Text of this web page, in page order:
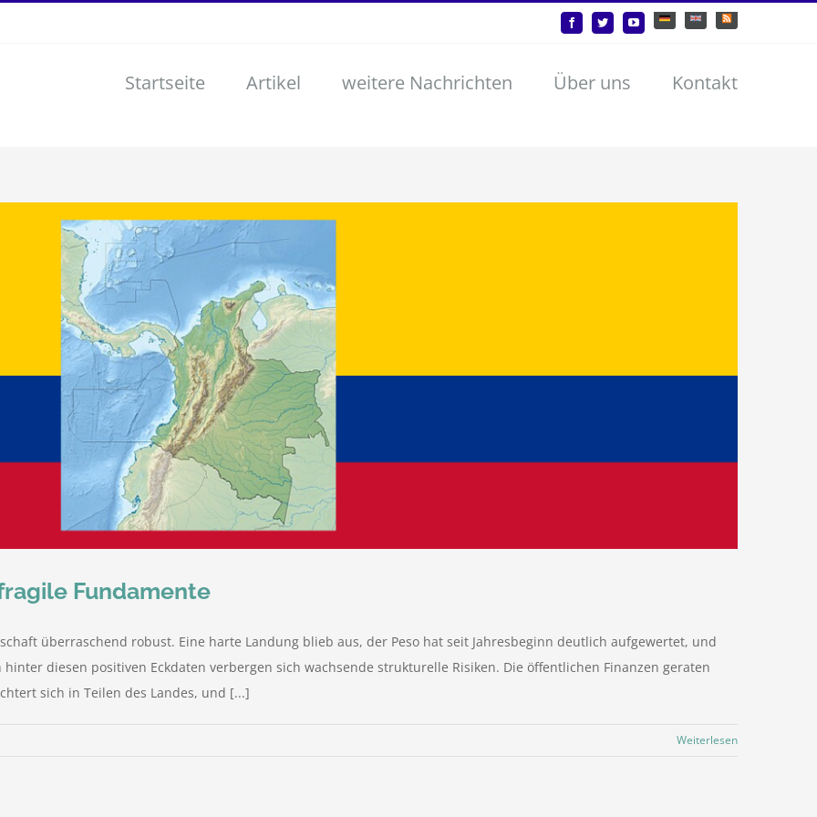
FacebookTwitterYouTubeDeutschEnglish Benutzerdefiniert
Startseite Artikel weitere Nachrichten Über uns Kontakt
Fundamente
überraschend robust. Eine harte Landung blieb aus, der Peso hat seit Jahresbeginn deutlich aufgewertet, und
diesen positiven Eckdaten verbergen sich wachsende strukturelle Risiken. Die öffentlichen Finanzen geraten
sich in Teilen des Landes, und [...]
Weiterlesen